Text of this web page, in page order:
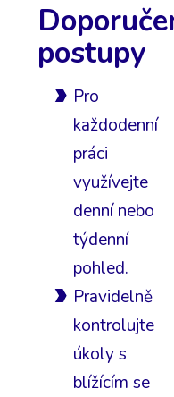
postupy
Pro
každodenní
práci
využívejte
denní nebo
týdenní
pohled.
Pravidelně
kontrolujte
úkoly s
blížícím se